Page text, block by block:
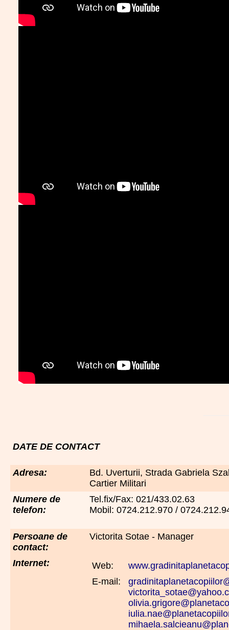
DATE DE CONTACT
Adresa:
Bd. Uverturii, Strada Gabriela
Cartier Militari
Numere de
telefon:
Tel.fix/Fax: 021/433.02.63
Mobil: 0724.212.970 /
Persoane de
contact:
Victorita Sotae - Manager
Internet: Web:
E-mail: